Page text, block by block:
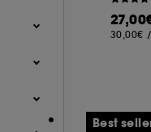
30,00€ /
Best